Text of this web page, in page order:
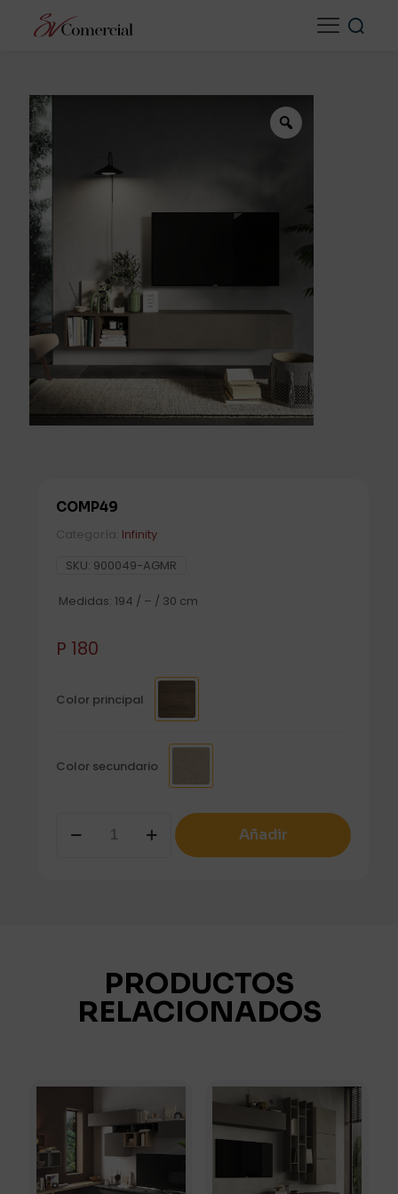
COMP49
Categoría: Infinity
SKU: 900049-AGMR
Medidas: 194 / – / 30 cm
P 180
Color principal
Color secundario
cantidad
Añadir
PRODUCTOS
RELACIONADOS